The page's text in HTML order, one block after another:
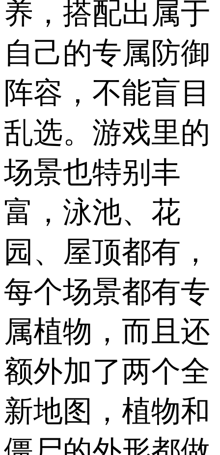
养，搭配出属于
自己的专属防御
阵容，不能盲目
乱选。游戏里的
场景也特别丰
富，泳池、花
园、屋顶都有，
每个场景都有专
属植物，而且还
额外加了两个全
新地图，植物和